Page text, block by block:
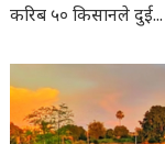
करिब ५० किसानले दुई...